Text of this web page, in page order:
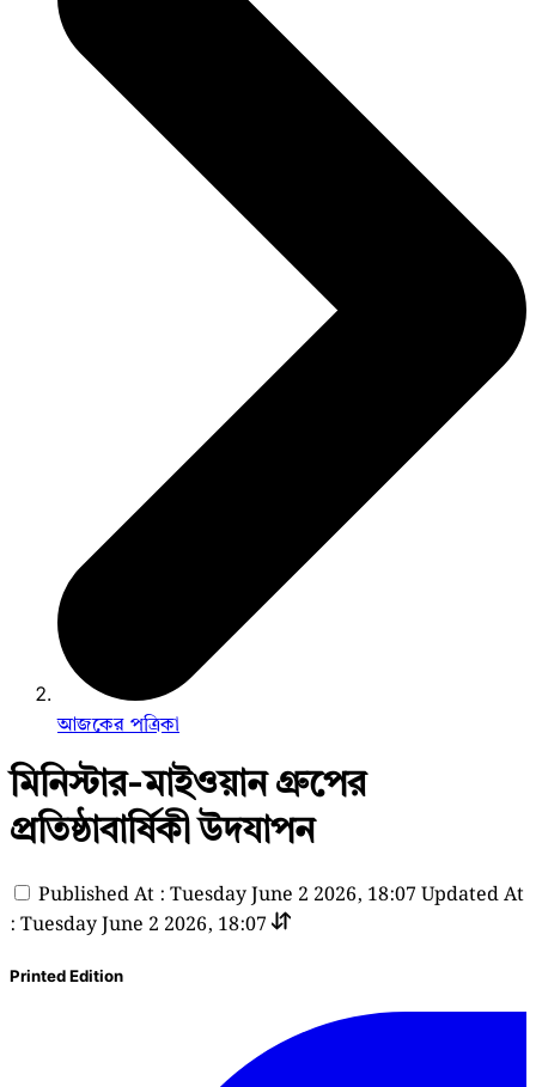
আজকের পত্রিকা
মিনিস্টার-মাইওয়ান গ্রুপের
প্রতিষ্ঠাবার্ষিকী উদযাপন
Published At : Tuesday June 2 2026, 18:07 Updated At
: Tuesday June 2 2026, 18:07
Printed Edition